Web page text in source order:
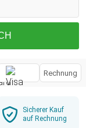
Rechnung
Sicherer Kauf
auf Rechnung